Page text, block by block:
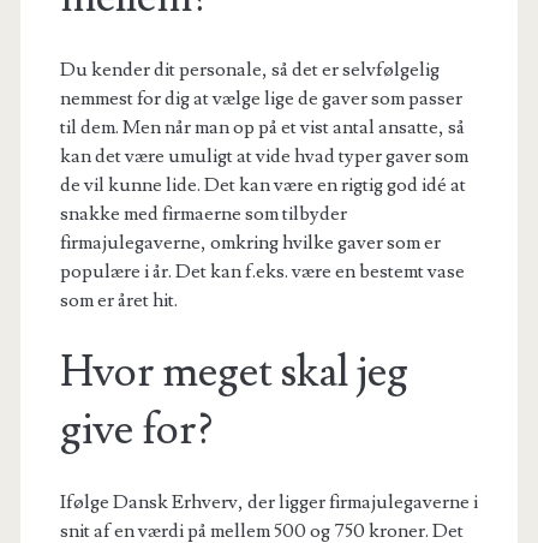
Du kender dit personale, så det er selvfølgelig
nemmest for dig at vælge lige de gaver som passer
til dem. Men når man op på et vist antal ansatte, så
kan det være umuligt at vide hvad typer gaver som
de vil kunne lide. Det kan være en rigtig god idé at
snakke med firmaerne som tilbyder
firmajulegaverne, omkring hvilke gaver som er
populære i år. Det kan f.eks. være en bestemt vase
som er året hit.
Hvor meget skal jeg
give for?
Ifølge Dansk Erhverv, der ligger firmajulegaverne i
snit af en værdi på mellem 500 og 750 kroner. Det